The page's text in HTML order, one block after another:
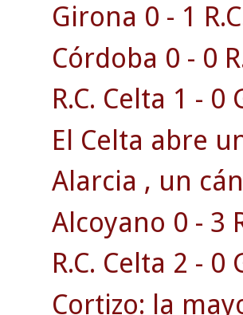
Girona 0 - 1
Córdoba 0 - 0
R.C. Celta 1 - 0
El Celta abre
Alarcia , un
Alcoyano 0 - 3
R.C. Celta 2 -
Cortizo: la